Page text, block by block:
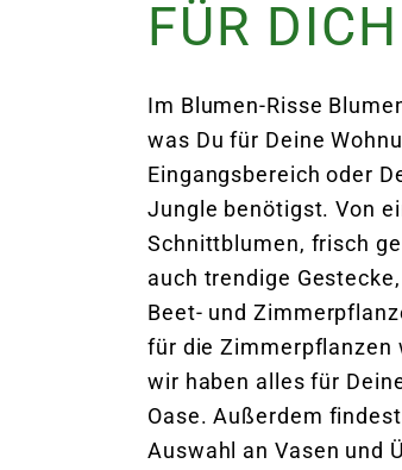
FÜR
Im Blumen-Risse
was Du für Deine
Eingangsbereich oder
Jungle benötigst. Von
Schnittblumen, frisch
auch trendige
Beet- und
für die Zimmerpflanzen
wir haben alles für
Oase. Außerdem
Auswahl an Vasen und